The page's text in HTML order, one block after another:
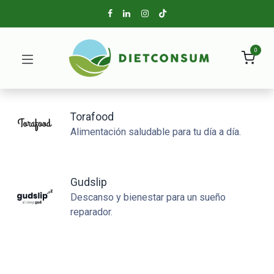
0
Torafood
Alimentación saludable para tu día a día.
Gudslip
Descanso y bienestar para un sueño
reparador.